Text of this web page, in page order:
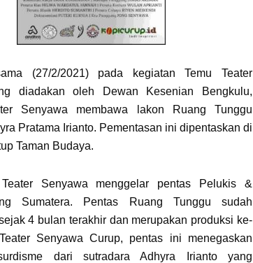
(27/2/2021) pada kegiatan Temu Teater
diadakan oleh Dewan Kesenian Bengkulu,
Senyawa membawa lakon Ruang Tunggu
Pratama Irianto. Pementasan ini dipentaskan di
Taman Budaya.
Teater Senyawa menggelar pentas Pelukis &
Sumatera. Pentas Ruang Tunggu sudah
4 bulan terakhir dan merupakan produksi ke-
Senyawa Curup, pentas ini menegaskan
dari sutradara Adhyra Irianto yang